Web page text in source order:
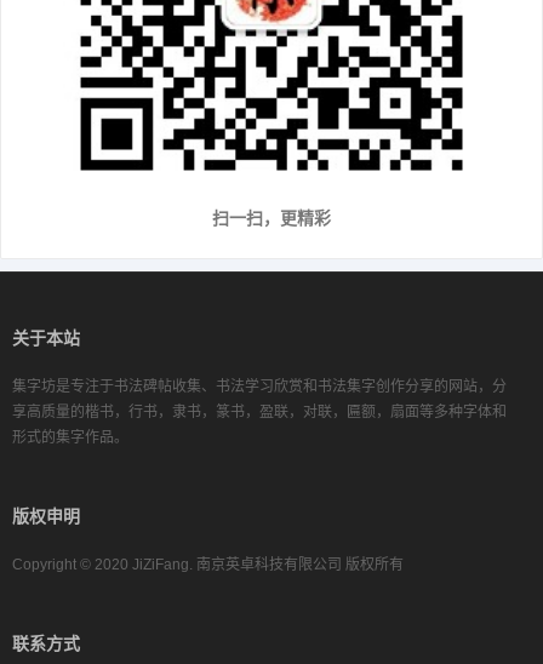
扫一扫，更精彩
关于本站
集字坊是专注于书法碑帖收集、书法学习欣赏和书法集字创作分享的网站，分
享高质量的楷书，行书，隶书，篆书，盈联，对联，匾额，扇面等多种字体和
形式的集字作品。
版权申明
Copyright © 2020 JiZiFang. 南京英卓科技有限公司 版权所有
联系方式